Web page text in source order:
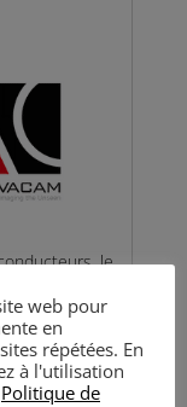
le
Medipix
web pour
en
répétées. En
à l'utilisation
Politique de